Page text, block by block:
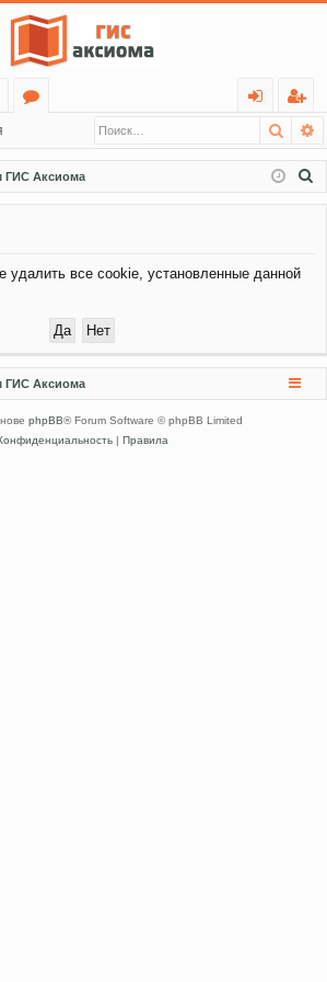
ру
м
д
ег
ис
тр
ия
ГИС Аксиома
удалить все cookie, установленные данной
ГИС Аксиома
phpBB® Forum Software © phpBB Limited
| Правила